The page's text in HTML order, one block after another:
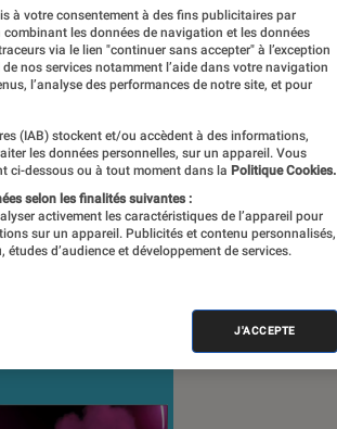
. Et pour
à votre consentement à des fins publicitaires par
les données de navigation et les données
via le lien "continuer sans accepter" à l’exception
nos services notamment l’aide dans votre navigation
l’analyse des performances de notre site, et pour
(IAB) stockent et/ou accèdent à des informations,
les données personnelles, sur un appareil. Vous
ci-dessous ou à tout moment dans la Politique Cookies.
selon les finalités suivantes :
activement les caractéristiques de l’appareil pour
sur un appareil. Publicités et contenu personnalisés,
d’audience et développement de services.
J'ACCEPTE